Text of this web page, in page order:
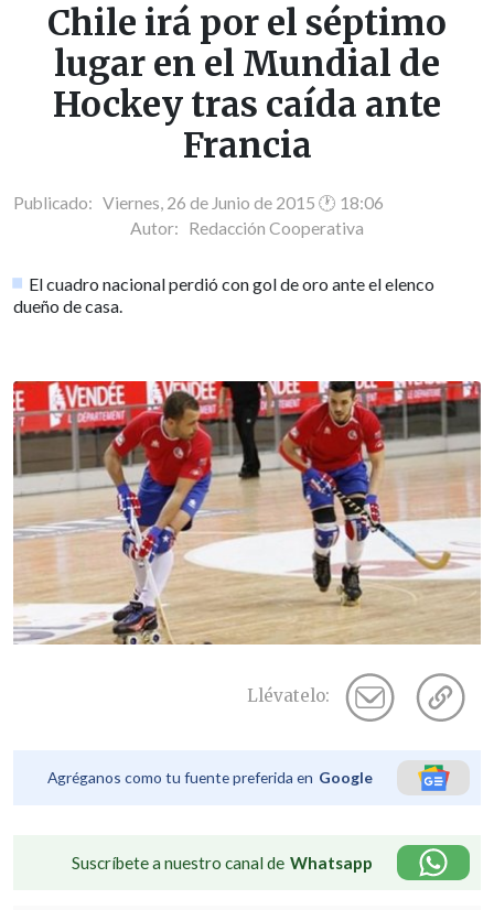
Chile irá por el séptimo
lugar en el Mundial de
Hockey tras caída ante
Francia
Publicado: Viernes, 26 de Junio de 2015 🕐 18:06
Autor: Redacción Cooperativa
El cuadro nacional perdió con gol de oro ante el elenco
dueño de casa.
Llévatelo:
Agréganos como tu fuente preferida en Google
Suscríbete a nuestro canal de Whatsapp